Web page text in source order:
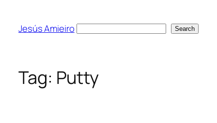
content
Jesús Amieiro Search
Tag: Putty